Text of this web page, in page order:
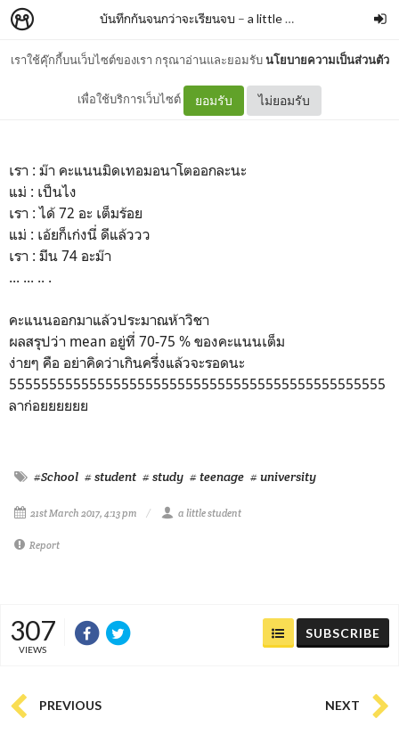
เราใช้คุ๊กกี้บนเว็บไซต์ของเรา กรุณาอ่านและยอมรับนโยบายความเป็นส่วนตัว
เพื่อใช้บริการเว็บไซต์ ยอมรับ ไม่ยอมรับ
บันทึกกันจนกว่าจะเรียนจบ – a little student
คะแนนออกแล้วววว
เรา : ม๊า คะแนนมิดเทอมอนาโตออกละนะ
แม่ : เป็นไง
เรา : ได้ 72 อะ เต็มร้อย
แม่ : เอ้ยก็เก่งนี่ ดีแล้ววว
เรา : มีน 74 อะม๊า
... ... .. .
คะแนนออกมาแล้วประมาณห้าวิชา
ผลสรุปว่า mean อยู่ที่ 70-75 % ของคะแนนเต็ม
ง่ายๆ คือ อย่าคิดว่าเกินครึ่งแล้วจะรอดนะ
55555555555555555555555555555555555555555555555
ลาก่อยยยยยย
#School # student # study # teenage # university
21st March 2017, 4:13 pm a little student
Report
307
VIEWS
SUBSCRIBE
PREVIOUS NEXT